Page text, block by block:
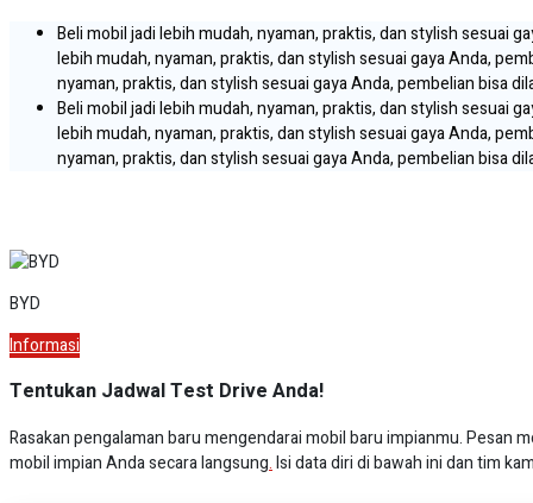
Beli mobil jadi lebih mudah, nyaman, praktis, dan stylish sesuai
lebih mudah, nyaman, praktis, dan stylish sesuai gaya Anda,
nyaman, praktis, dan stylish sesuai gaya Anda, pembelian bisa
Beli mobil jadi lebih mudah, nyaman, praktis, dan stylish sesuai
lebih mudah, nyaman, praktis, dan stylish sesuai gaya Anda,
nyaman, praktis, dan stylish sesuai gaya Anda, pembelian bisa
BYD
Informasi
Tentukan Jadwal Test Drive Anda!
Rasakan pengalaman baru mengendarai mobil baru impianmu. Pesan
mobil impian Anda secara langsung.Isi data diri di bawah ini dan tim